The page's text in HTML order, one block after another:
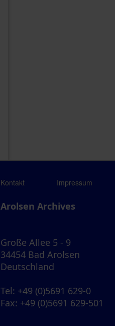
Kontakt Impressum
Arolsen Archives
Große Allee 5 - 9
34454 Bad Arolsen
Deutschland
Tel: +49 (0)5691 629-0
Fax: +49 (0)5691 629-501